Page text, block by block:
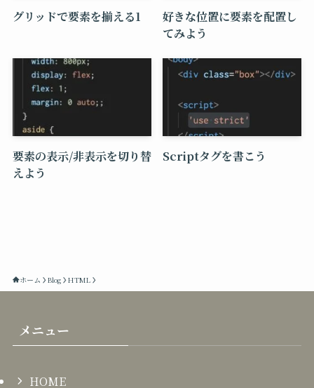
グリッドで要素を揃える1
好きな位置に要素を配置し
てみよう
要素の表示/非表示を切り替
えよう
Scriptタグを書こう
ホーム Blog HTML
メニュー
HOME